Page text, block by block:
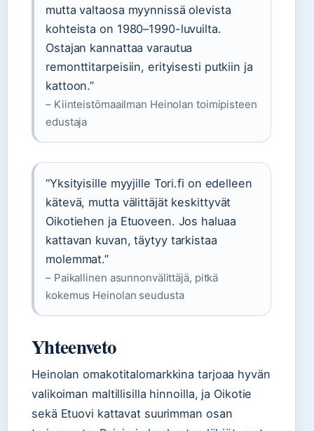
mutta valtaosa myynnissä olevista
kohteista on 1980–1990-luvuilta.
Ostajan kannattaa varautua
remonttitarpeisiin, erityisesti putkiin ja
kattoon.”
– Kiinteistömaailman Heinolan toimipisteen
edustaja
“Yksityisille myyjille Tori.fi on edelleen
kätevä, mutta välittäjät keskittyvät
Oikotiehen ja Etuoveen. Jos haluaa
kattavan kuvan, täytyy tarkistaa
molemmat.”
– Paikallinen asunnonvälittäjä, pitkä
kokemus Heinolan seudusta
Yhteenveto
Heinolan omakotitalomarkkina tarjoaa hyvän
valikoiman maltillisilla hinnoilla, ja Oikotie
sekä Etuovi kattavat suurimman osan